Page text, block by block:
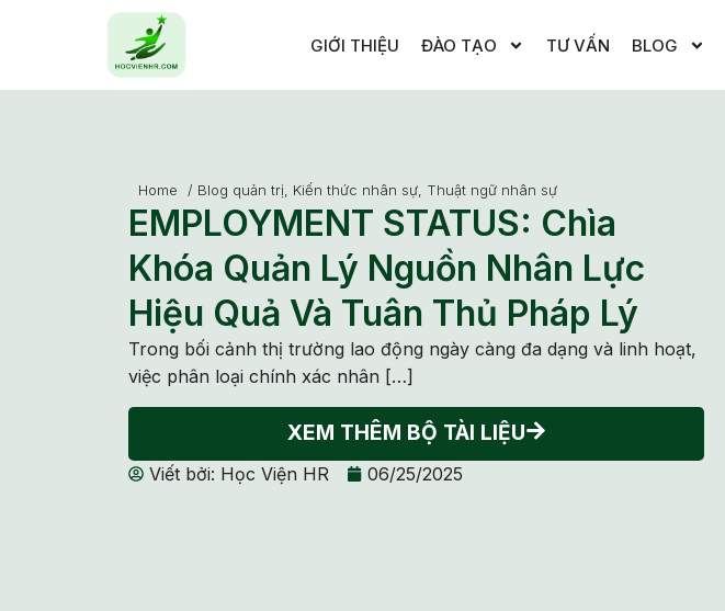
GIỚI THIỆU ĐÀO TẠO TƯ VẤN BLOG
Home / Blog quản trị, Kiến thức nhân sự, Thuật ngữ nhân sự
EMPLOYMENT STATUS: Chìa
Khóa Quản Lý Nguồn Nhân Lực
Hiệu Quả Và Tuân Thủ Pháp Lý
Trong bối cảnh thị trường lao động ngày càng đa dạng và linh hoạt,
việc phân loại chính xác nhân […]
XEM THÊM BỘ TÀI LIỆU
Viết bởi: Học Viện HR 06/25/2025